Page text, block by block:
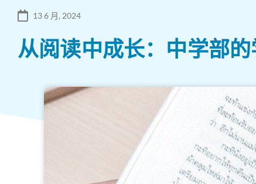
13 6 月, 2024
从阅读中成长：中学部